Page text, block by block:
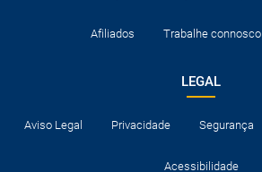
Afiliados Trabalhe connosco
LEGAL
Aviso Legal Privacidade Segurança
Acessibilidade